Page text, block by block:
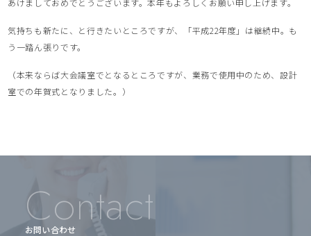
あけましておめでとうございます。本年もよろしくお願い申し上げます。
気持ちも新たに、と行きたいところですが、「平成22年度」は継続中。も
う一踏ん張りです。
（本来ならば大会議室でとなるところですが、業務で使用中のため、設計
室での年賀式となりました。）
Contact
お問い合わせ